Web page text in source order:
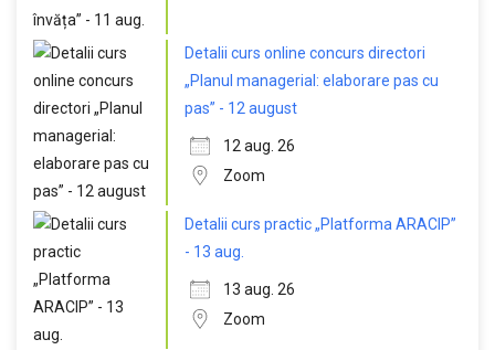
Detalii curs online concurs directori
„Planul managerial: elaborare pas cu
pas” - 12 august
12 aug. 26
Zoom
Detalii curs practic „Platforma ARACIP”
- 13 aug.
13 aug. 26
Zoom